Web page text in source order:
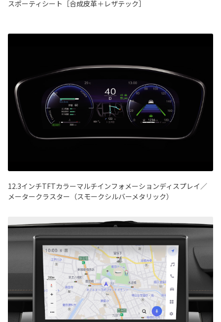
スポーティシート［合成皮革＋レザテック］
12.3インチTFTカラーマルチインフォメーションディスプレイ／
メータークラスター（スモークシルバーメタリック）